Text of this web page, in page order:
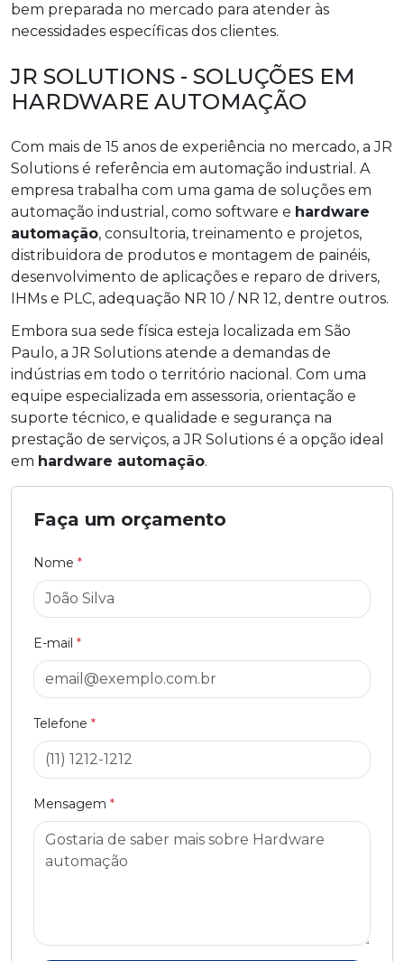
bem preparada no mercado para atender às
necessidades específicas dos clientes.
JR SOLUTIONS - SOLUÇÕES EM
HARDWARE AUTOMAÇÃO
Com mais de 15 anos de experiência no mercado, a JR
Solutions é referência em automação industrial. A
empresa trabalha com uma gama de soluções em
automação industrial, como software e hardware
automação, consultoria, treinamento e projetos,
distribuidora de produtos e montagem de painéis,
desenvolvimento de aplicações e reparo de drivers,
IHMs e PLC, adequação NR 10 / NR 12, dentre outros.
Embora sua sede física esteja localizada em São
Paulo, a JR Solutions atende a demandas de
indústrias em todo o território nacional. Com uma
equipe especializada em assessoria, orientação e
suporte técnico, e qualidade e segurança na
prestação de serviços, a JR Solutions é a opção ideal
em hardware automação.
Faça um orçamento
Nome *
E-mail *
Telefone *
Mensagem *